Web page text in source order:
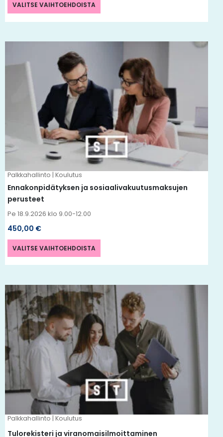
VALITSE VAIHTOEHDOISTA
Palkkahallinto | Koulutus
Ennakonpidätyksen ja sosiaalivakuutusmaksujen
perusteet
Pe 18.9.2026 klo 9.00-12.00
450,00 €
VALITSE VAIHTOEHDOISTA
tuotteella
useampi
muunnelma.
Voit
tehdä
valinnat
tuotteen
Palkkahallinto | Koulutus
Tulorekisteri ja viranomaisilmoittaminen
Tällä
tuotteella
on
useampi
muunnelma.
Voit
tehdä
valinnat
tuotteen